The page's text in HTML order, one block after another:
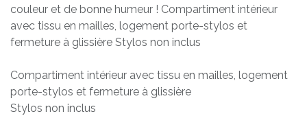
couleur et de bonne humeur ! Compartiment intérieur
avec tissu en mailles, logement porte-stylos et
fermeture à glissière Stylos non inclus
Compartiment intérieur avec tissu en mailles, logement
porte-stylos et fermeture à glissière
Stylos non inclus